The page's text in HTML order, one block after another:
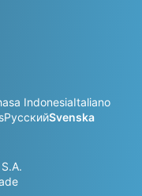
IndonesiaItaliano
РусскийSvenska